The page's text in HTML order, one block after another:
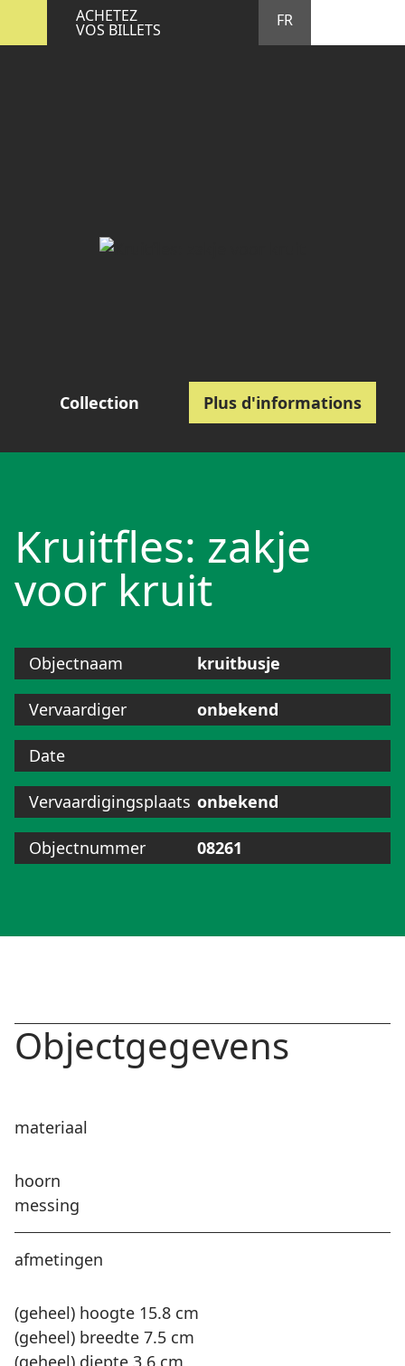
ACHETEZ
VOS BILLETS FR
Collection Plus d'informations
Kruitfles: zakje
voor kruit
Objectnaam kruitbusje
Vervaardiger onbekend
Date
Vervaardigingsplaats onbekend
Objectnummer 08261
Objectgegevens
materiaal
hoorn
messing
afmetingen
(geheel) hoogte 15.8 cm
(geheel) breedte 7.5 cm
(geheel) diepte 3.6 cm